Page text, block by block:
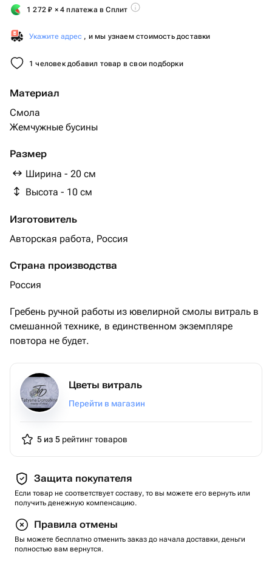
1 272₽ × 4 платежа в Сплит
Укажите адрес , и мы узнаем стоимость доставки
1 человек добавил товар в свои подборки
Материал
Смола
Жемчужные бусины
Размер
Ширина - 20 см
Высота - 10 см
Изготовитель
Авторская работа, Россия
Страна производства
Россия
Гребень ручной работы из ювелирной смолы витраль в
смешанной технике, в единственном экземпляре
повтора не будет.
Цветы витраль
Перейти в магазин
5 из 5 рейтинг товаров
Защита покупателя
Если товар не соответствует составу, то вы можете его вернуть или
получить денежную компенсацию.
Правила отмены
Вы можете бесплатно отменить заказ до начала доставки, деньги
полностью вам вернутся.